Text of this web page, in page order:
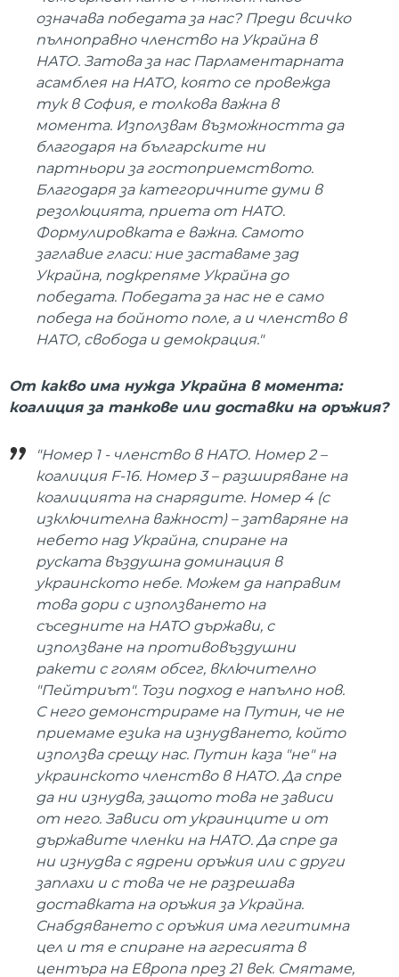
означава победата за нас? Преди всичко
пълноправно членство на Украйна в
НАТО. Затова за нас Парламентарната
асамблея на НАТО, която се провежда
тук в София, е толкова важна в
момента. Използвам възможността да
благодаря на българските ни
партньори за гостоприемството.
Благодаря за категоричните думи в
резолюцията, приета от НАТО.
Формулировката е важна. Самото
заглавие гласи: ние заставаме зад
Украйна, подкрепяме Украйна до
победата. Победата за нас не е само
победа на бойното поле, а и членство в
НАТО, свобода и демокрация."
От какво има нужда Украйна в момента:
коалиция за танкове или доставки на оръжия?
"Номер 1 - членство в НАТО. Номер 2 –
коалиция F-16. Номер 3 – разширяване на
коалицията на снарядите. Номер 4 (с
изключителна важност) – затваряне на
небето над Украйна, спиране на
руската въздушна доминация в
украинското небе. Можем да направим
това дори с използването на
съседните на НАТО държави, с
използване на противовъздушни
ракети с голям обсег, включително
"Пейтриът". Този подход е напълно нов.
С него демонстрираме на Путин, че не
приемаме езика на изнудването, който
използва срещу нас. Путин каза "не" на
украинското членство в НАТО. Да спре
да ни изнудва, защото това не зависи
от него. Зависи от украинците и от
държавите членки на НАТО. Да спре да
ни изнудва с ядрени оръжия или с други
заплахи и с това че не разрешава
доставката на оръжия за Украйна.
Снабдяването с оръжия има легитимна
цел и тя е спиране на агресията в
центъра на Европа през 21 век. Смятаме,